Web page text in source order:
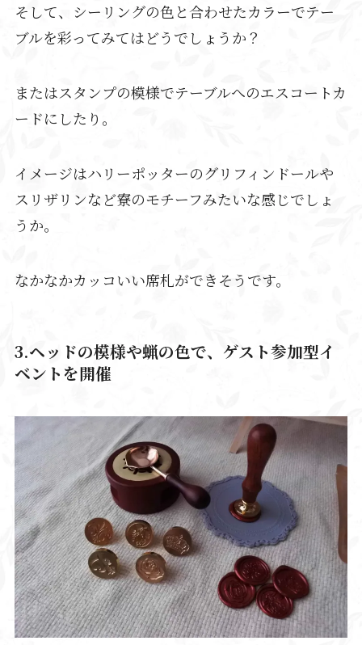
そして、シーリングの色と合わせたカラーでテー
ブルを彩ってみてはどうでしょうか？
またはスタンプの模様でテーブルへのエスコートカ
ードにしたり。
イメージはハリーポッターのグリフィンドールや
スリザリンなど寮のモチーフみたいな感じでしょ
うか。
なかなかカッコいい席札ができそうです。
3.ヘッドの模様や蝋の色で、ゲスト参加型イ
ベントを開催